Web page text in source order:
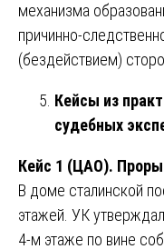
механизма
причинно-
(бездействием)
Кейсы из
судебных
Кейс 1 (ЦАО).
В доме сталинской
этажей. УК
4-м этаже по вине